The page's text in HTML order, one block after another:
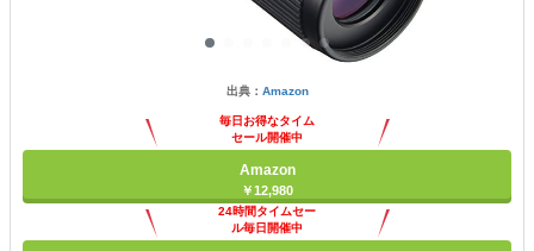
出典： Amazon
毎日お得なタイム
セール開催中
Amazon
￥12,980
24時間タイムセー
ル毎日開催中